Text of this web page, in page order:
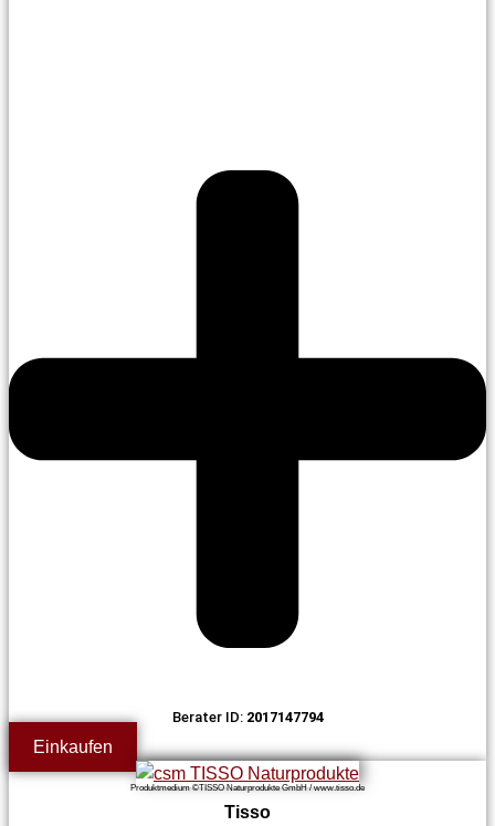
Berater ID: 2017147794
Einkaufen
Produktmedium ©TISSO Naturprodukte GmbH / www.tisso.de
Tisso